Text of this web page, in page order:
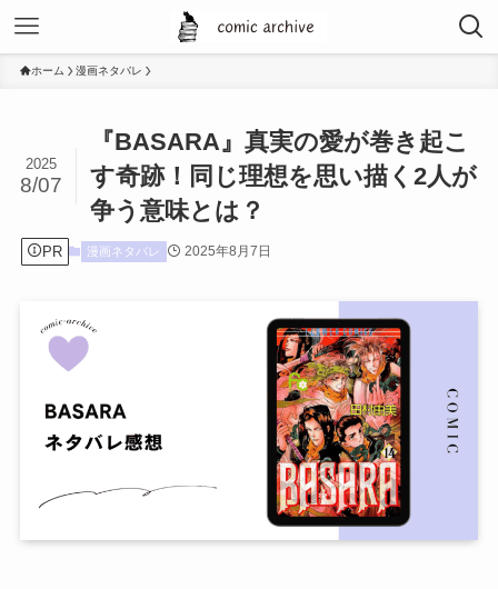
ホーム 漫画ネタバレ
『BASARA』真実の愛が巻き起こ
す奇跡！同じ理想を思い描く2人が
争う意味とは？
2025
8/07
PR 漫画ネタバレ 2025年8月7日